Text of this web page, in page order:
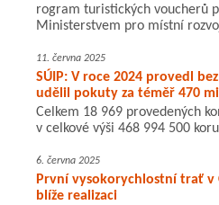
rogram turistických voucherů
Ministerstvem pro místní
11. června 2025
SÚIP: V roce 2024 provedl
udělil pokuty za téměř 470
Celkem 18 969 provedených
v celkové výši 468 994 500
6. června 2025
První vysokorychlostní trať v
blíže realizaci